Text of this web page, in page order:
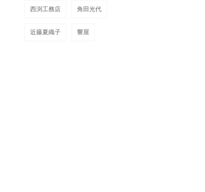
西渕工務店 角田光代
近藤夏織子 響屋